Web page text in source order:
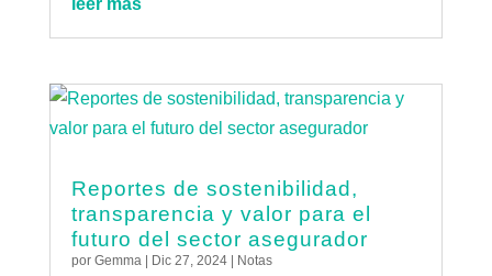
Reportes de sostenibilidad,
transparencia y valor para el
futuro del sector asegurador
por Gemma| Dic 27, 2024| Notas